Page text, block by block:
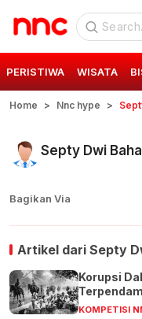
PERISTIWA WISATA
Home Nnc hype
Septy Dwi
Bagikan Via
Artikel dari Septy
Korupsi
Terpendam
KOMPETISI